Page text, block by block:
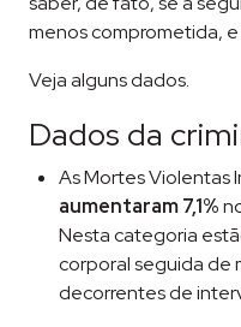
menos comprometida,
Veja alguns dados.
Dados da
As Mortes Violentas
aumentaram 7,1%
Nesta categoria
corporal seguida de
decorrentes de